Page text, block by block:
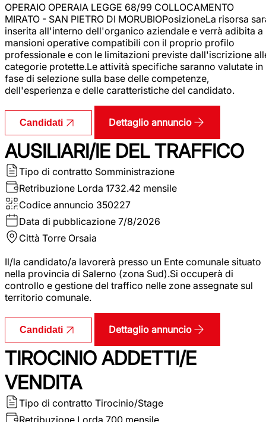
OPERAIO OPERAIA LEGGE 68/99 COLLOCAMENTO
MIRATO - SAN PIETRO DI MORUBIOPosizioneLa risorsa
inserita all'interno dell'organico aziendale e verrà adibita a
mansioni operative compatibili con il proprio profilo
professionale e con le limitazioni previste dall'iscrizione
categorie protette.Le attività specifiche saranno valutate in
fase di selezione sulla base delle competenze,
dell'esperienza e delle caratteristiche del candidato.
Candidati Dettaglio annuncio
AUSILIARI/IE DEL TRAFFICO
Tipo di contratto Somministrazione
Retribuzione Lorda 1732.42 mensile
Codice annuncio 350227
Data di pubblicazione 7/8/2026
Città Torre Orsaia
Il/la candidato/a lavorerà presso un Ente comunale situato
nella provincia di Salerno (zona Sud).Si occuperà di
controllo e gestione del traffico nelle zone assegnate sul
territorio comunale.
Candidati Dettaglio annuncio
TIROCINIO ADDETTI/E
VENDITA
Tipo di contratto Tirocinio/Stage
Retribuzione Lorda 700 mensile